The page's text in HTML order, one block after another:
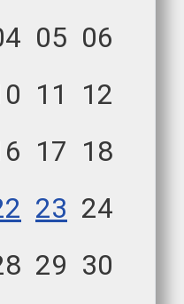
05 06
11
12
17 18
23 24
29 30